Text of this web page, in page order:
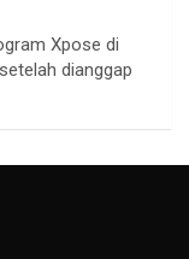
Xpose di
dianggap